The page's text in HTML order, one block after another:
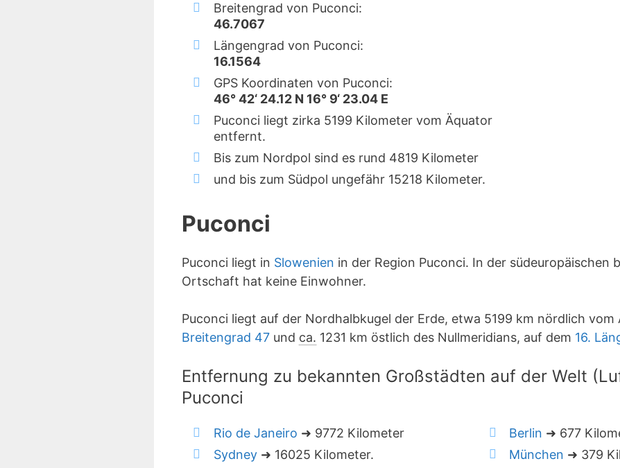
Breitengrad von Puconci:
46.7067
Längengrad von Puconci:
16.1564
GPS Koordinaten von Puconci:
46° 42‘ 24.12 N 16° 9‘ 23.04 E
Puconci liegt zirka 5199 Kilometer vom Äquator
entfernt.
Bis zum Nordpol sind es rund 4819 Kilometer
und bis zum Südpol ungefähr 15218 Kilometer.
Puconci
Puconci liegt in Slowenien in der Region Puconci. In der südeuropäischen
Ortschaft hat keine Einwohner.
Puconci liegt auf der Nordhalbkugel der Erde, etwa 5199 km nördlich vom
Breitengrad 47 und ca. 1231 km östlich des Nullmeridians, auf dem 16.
Entfernung zu bekannten Großstädten auf der Welt
Puconci
Rio de Janeiro ➜ 9772 Kilometer
Sydney ➜ 16025 Kilometer.
Berlin ➜ 677
München ➜ 379